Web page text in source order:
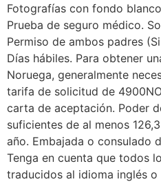
Fotografías con fondo
Prueba de seguro médico.
Permiso de ambos padres
Días hábiles. Para obtener
Noruega, generalmente
tarifa de solicitud de
carta de aceptación. Poder
suficientes de al menos
año. Embajada o consulado
Tenga en cuenta que todos
traducidos al idioma inglés